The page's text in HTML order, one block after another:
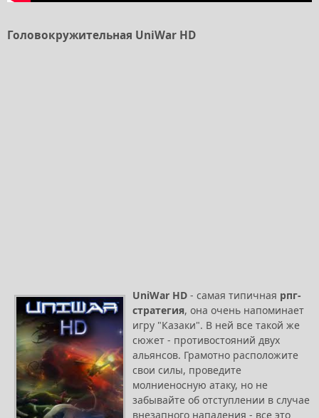
Головокружительная UniWar HD
UniWar HD - самая типичная рпг-
стратегия, она очень напоминает
игру "Казаки". В ней все такой же
сюжет - противостояний двух
альянсов. Грамотно расположите
свои силы, проведите
молниеносную атаку, но не
забывайте об отступлении в случае
внезапного нападения - все это